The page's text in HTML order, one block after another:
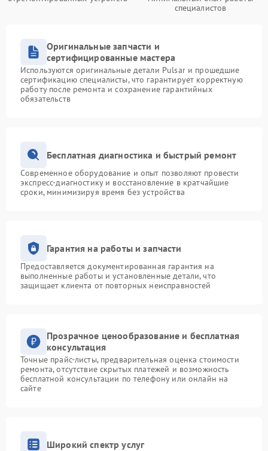
специалистов
Оригинальные запчасти и
сертифицированные мастера
Используются оригинальные детали Pulsar и прошедшие
сертификацию специалисты, что гарантирует корректную
работу после ремонта и сохранение гарантийных
обязательств
Бесплатная диагностика и быстрый ремонт
Современное оборудование и опыт позволяют провести
экспресс-диагностику и восстановление в кратчайшие
сроки, минимизируя время без устройства
Гарантия на работы и запчасти
Предоставляется документированная гарантия на
выполненные работы и установленные детали, что
защищает клиента от повторных неисправностей
Прозрачное ценообразование и бесплатная
консультация
Точные прайс-листы, предварительная оценка стоимости
ремонта, отсутствие скрытых платежей и возможность
бесплатной консультации по телефону или онлайн на
сайте
Широкий спектр услуг